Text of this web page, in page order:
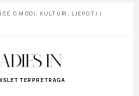
O MODI, KULTURI, LJEPOTI I
PRETRAGA